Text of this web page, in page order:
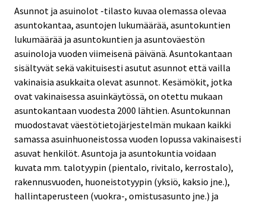
Asunnot ja asuinolot -tilasto kuvaa olemassa olevaa
asuntokantaa, asuntojen lukumäärää, asuntokuntien
lukumäärää ja asuntokuntien ja asuntoväestön
asuinoloja vuoden viimeisenä päivänä. Asuntokantaan
sisältyvät sekä vakituisesti asutut asunnot että vailla
vakinaisia asukkaita olevat asunnot. Kesämökit, jotka
ovat vakinaisessa asuinkäytössä, on otettu mukaan
asuntokantaan vuodesta 2000 lähtien. Asuntokunnan
muodostavat väestötietojärjestelmän mukaan kaikki
samassa asuinhuoneistossa vuoden lopussa vakinaisesti
asuvat henkilöt. Asuntoja ja asuntokuntia voidaan
kuvata mm. talotyypin (pientalo, rivitalo, kerrostalo),
rakennusvuoden, huoneistotyypin (yksiö, kaksio jne.),
hallintaperusteen (vuokra-, omistusasunto jne.) ja